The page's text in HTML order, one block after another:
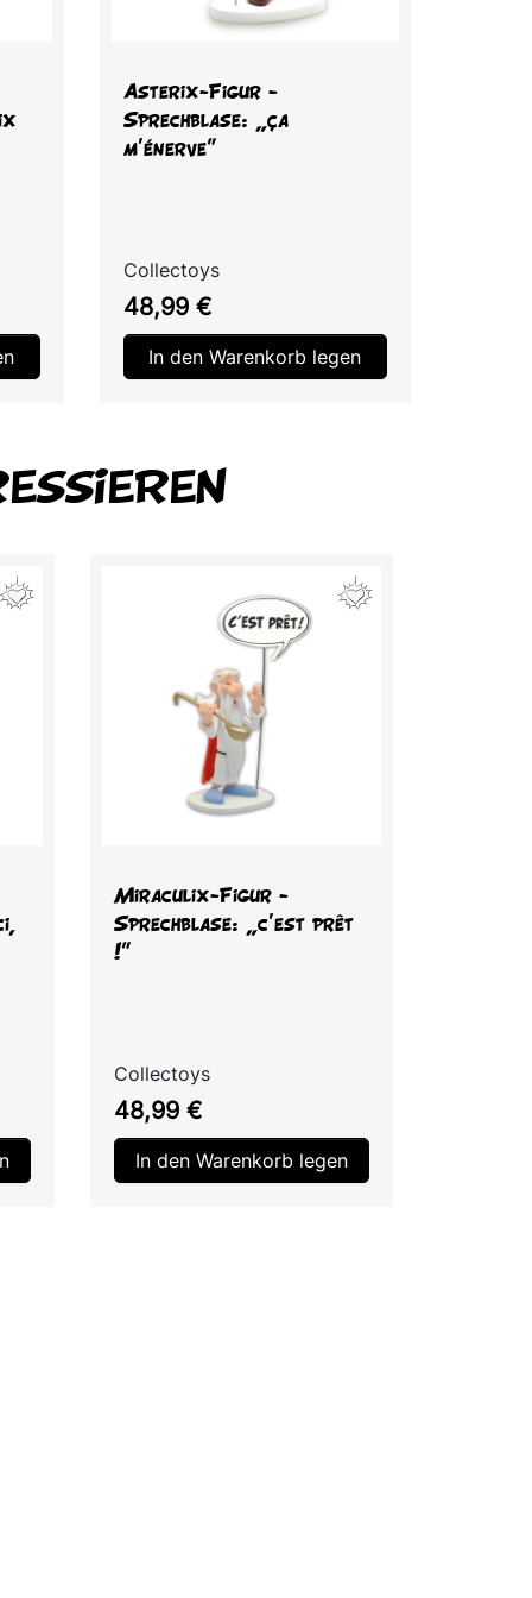
Asterix-Figur -
Sprechblase: „ça
m'énerve"
Collectoys
Preis
48,99 €
In den Warenkorb legen
Miraculix-Figur -
Sprechblase: „c'est prêt
!"
Collectoys
Preis
48,99 €
In den Warenkorb legen